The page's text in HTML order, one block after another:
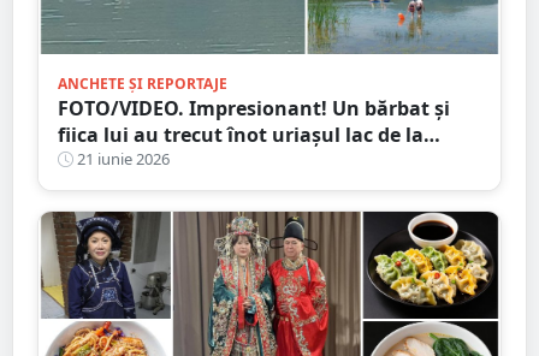
ANCHETE ȘI REPORTAJE
FOTO/VIDEO. Impresionant! Un bărbat și
fiica lui au trecut înot uriașul lac de la
Călinești-Oaș
21 iunie 2026